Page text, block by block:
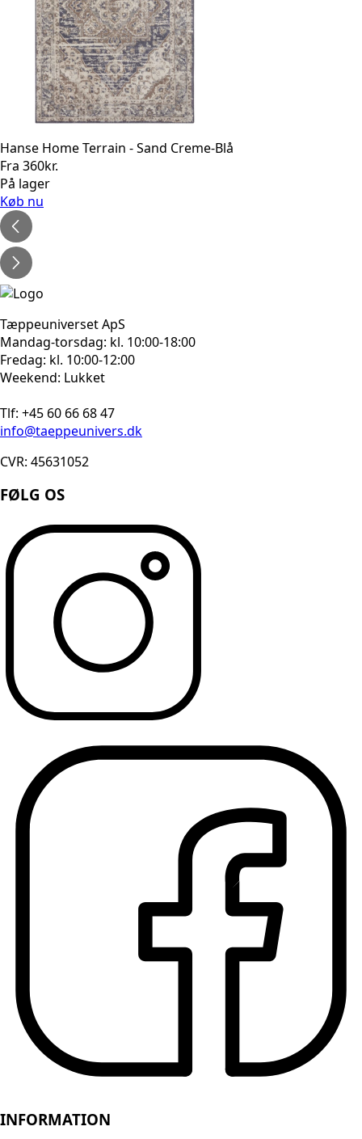
Hanse Home Terrain - Sand Creme-Blå
Fra 360kr.
På lager
Køb nu
Tæppeuniverset ApS
Mandag-torsdag: kl. 10:00-18:00
Fredag: kl. 10:00-12:00
Weekend: Lukket
Tlf: +45 60 66 68 47
info@taeppeunivers.dk
CVR: 45631052
FØLG OS
INFORMATION